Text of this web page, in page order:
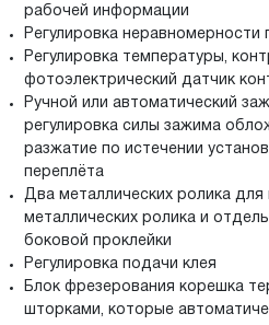
рабочей информации
Регулировка
Регулировка температуры,
фотоэлектрический датчик
Ручной или автоматический
регулировка силы зажима
разжатие по истечении
переплёта
Два металлических ролика для
металлических ролика и
боковой проклейки
Регулировка подачи клея
Блок фрезерования корешка
шторками, которые